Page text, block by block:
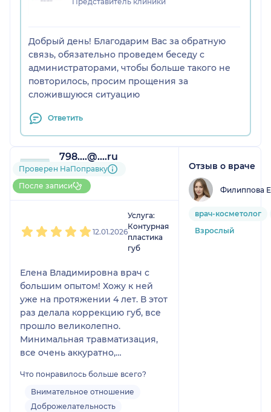
Добрый день! Благодарим Вас за обратную
связь, обязательно проведем беседу с
администраторами, чтобы больше такого не
повторилось, просим прощения за
сложившуюся ситуацию
Ответить
798....@....ru
1 отзыв
До 5 записей через
НаПоправку
Проверен НаПоправку
После записи
12.01.2026
Услуга:
Контурная
пластика
губ
Елена Владимировна врач с
большим опытом! Хожу к ней
уже на протяжении 4 лет. В этот
раз делала коррекцию губ, все
прошло великолепно.
Минимальная травматизация,
все очень аккуратно,
довольна. Не посоветует ничего
лишнего. Все, что делала по ее
рекомендации в итоге
Что понравилось больше всего?
Внимательное отношение
Доброжелательность
Отзыв о враче
Филиппова
врач-косметолог
Взрослый